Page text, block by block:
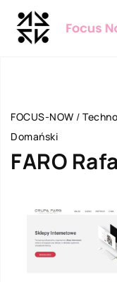
FOCUS-NOW /
Domański
FARO